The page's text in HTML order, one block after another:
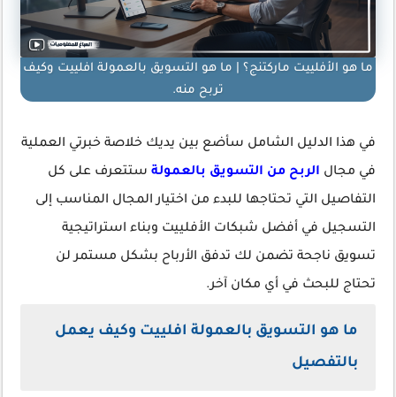
ما هو الأفلييت ماركتنج؟ | ما هو التسويق بالعمولة افلييت وكيف
تربح منه.
في هذا الدليل الشامل سأضع بين يديك خلاصة خبرتي العملية
في مجال الربح من التسويق بالعمولة ستتعرف على كل
التفاصيل التي تحتاجها للبدء من اختيار المجال المناسب إلى
التسجيل في أفضل شبكات الأفلييت وبناء استراتيجية
تسويق ناجحة تضمن لك تدفق الأرباح بشكل مستمر لن
تحتاج للبحث في أي مكان آخر.
ما هو التسويق بالعمولة افلييت وكيف يعمل
بالتفصيل